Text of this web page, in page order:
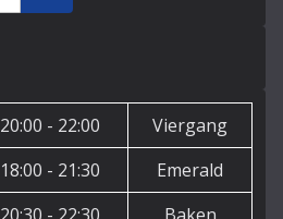
20:00 - 22:00
Viergang
18:00 - 21:30
Emerald